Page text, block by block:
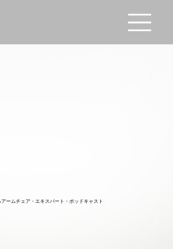
ームチェア・エキスパート・ポッドキャスト